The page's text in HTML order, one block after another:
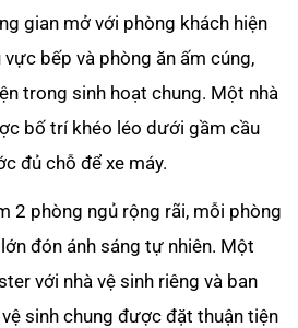
gian mở với phòng khách hiện
bếp và phòng ăn ấm cúng,
trong sinh hoạt chung. Một nhà
bố trí khéo léo dưới gầm cầu
đủ chỗ để xe máy.
2 phòng ngủ rộng rãi, mỗi phòng
đón ánh sáng tự nhiên. Một
với nhà vệ sinh riêng và ban
sinh chung được đặt thuận tiện